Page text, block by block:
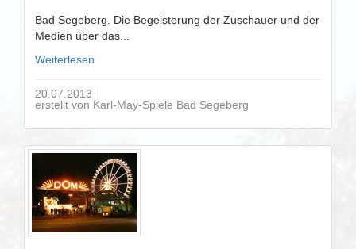
Bad Segeberg. Die Begeisterung der Zuschauer und der
Medien über das...
Weiterlesen
20.07.2013
erstellt von Karl-May-Spiele Bad Segeberg